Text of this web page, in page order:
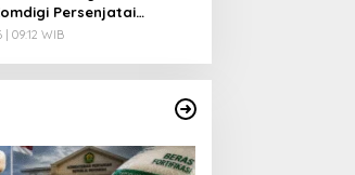
Persenjatai
| 09:12 WIB